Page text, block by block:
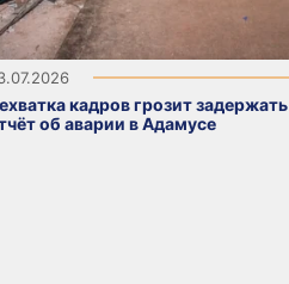
кадров грозит задержать
об аварии в Адамусе